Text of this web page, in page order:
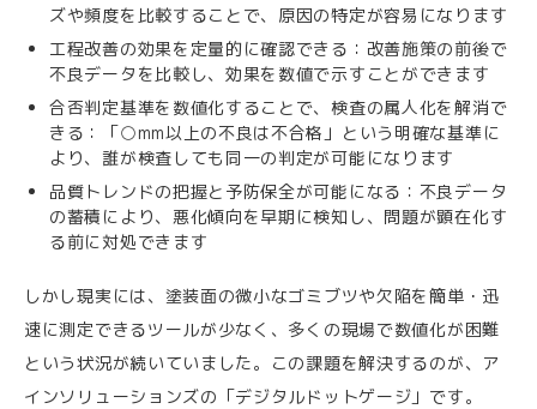
ズや頻度を比較することで、原因の特定が容易になります
工程改善の効果を定量的に確認できる：改善施策の前後で
不良データを比較し、効果を数値で示すことができます
合否判定基準を数値化することで、検査の属人化を解消で
きる：「○mm以上の不良は不合格」という明確な基準に
より、誰が検査しても同一の判定が可能になります
品質トレンドの把握と予防保全が可能になる：不良データ
の蓄積により、悪化傾向を早期に検知し、問題が顕在化す
る前に対処できます
しかし現実には、塗装面の微小なゴミブツや欠陥を簡単・迅
速に測定できるツールが少なく、多くの現場で数値化が困難
という状況が続いていました。この課題を解決するのが、ア
インソリューションズの「デジタルドットゲージ」です。